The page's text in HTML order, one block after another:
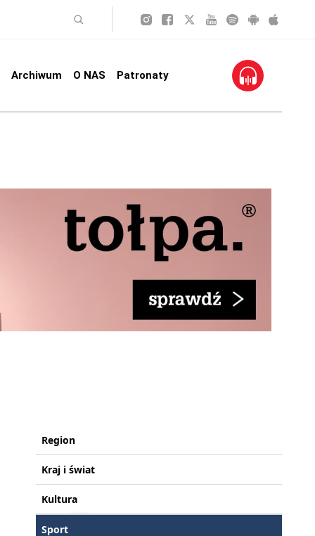
Archiwum O NAS Patronaty
Region
Kraj i świat
Kultura
Sport